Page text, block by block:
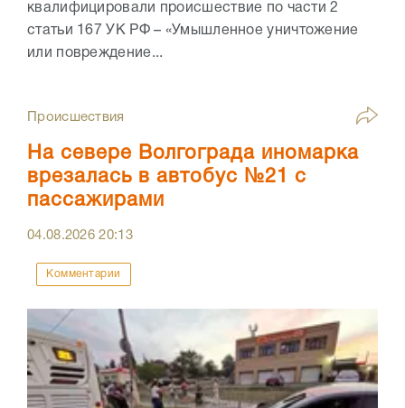
квалифицировали происшествие по части 2
статьи 167 УК РФ – «Умышленное уничтожение
или повреждение...
Происшествия
На севере Волгограда иномарка
врезалась в автобус №21 с
пассажирами
04.08.202620:13
Комментарии